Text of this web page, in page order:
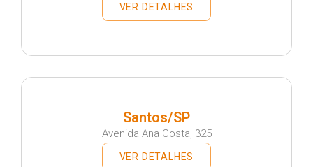
VER DETALHES
Santos/SP
Avenida Ana Costa, 325
VER DETALHES